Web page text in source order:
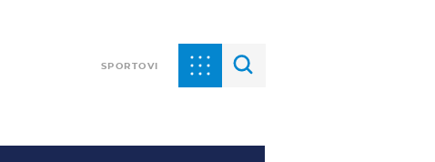
SPORTOVI